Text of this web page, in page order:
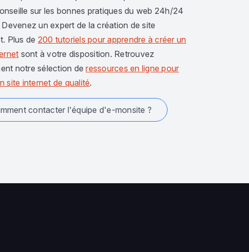
sur les bonnes pratiques du web 24h/24
un expert de la création de site
Plus de 200 tutoriels pour apprendre à créer un
sont à votre disposition. Retrouvez
notre sélection deressources en ligne pour
site internet de qualité.
contacter l'équipe d'e-monsite ?